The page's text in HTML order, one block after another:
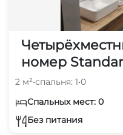
номер
2 м²•спальня: 1•0
Спальных мест: 0
Без питания